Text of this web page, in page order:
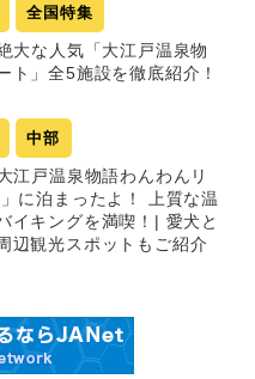
全国特集
大な人気「大江戸温泉物
ト」全5施設を徹底紹介！
中部
江戸温泉物語わんわんリ
に泊まったよ！ 上質な温
イキングを満喫！| 愛犬と
辺観光スポットもご紹介